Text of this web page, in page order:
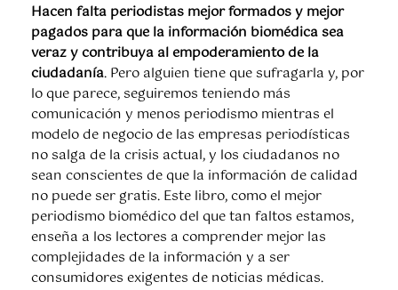
Hacen falta periodistas mejor formados y mejor
pagados para que la información biomédica sea
veraz y contribuya al empoderamiento de la
ciudadanía. Pero alguien tiene que sufragarla y, por
lo que parece, seguiremos teniendo más
comunicación y menos periodismo mientras el
modelo de negocio de las empresas periodísticas
no salga de la crisis actual, y los ciudadanos no
sean conscientes de que la información de calidad
no puede ser gratis. Este libro, como el mejor
periodismo biomédico del que tan faltos estamos,
enseña a los lectores a comprender mejor las
complejidades de la información y a ser
consumidores exigentes de noticias médicas.